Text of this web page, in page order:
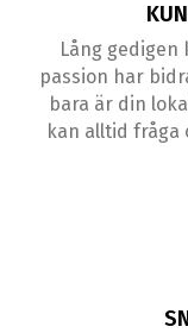
Lång
passion har
bara är din
kan alltid fråga